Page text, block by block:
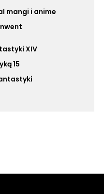
mangi i anime
XIV
15